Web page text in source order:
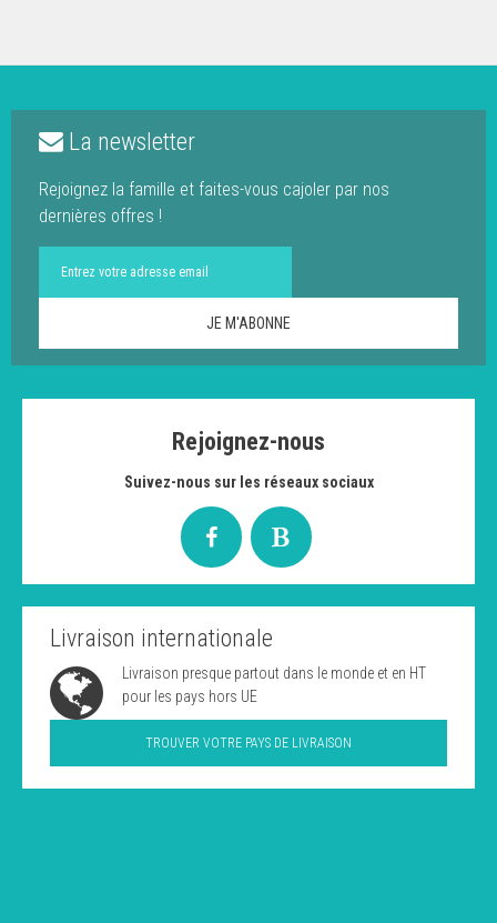
La newsletter
Rejoignez la famille et faites-vous cajoler par nos
dernières offres !
Rejoignez-nous
Suivez-nous sur les réseaux sociaux
Livraison internationale
Livraison presque partout dans le monde et en HT
pour les pays hors UE
TROUVER VOTRE PAYS DE LIVRAISON